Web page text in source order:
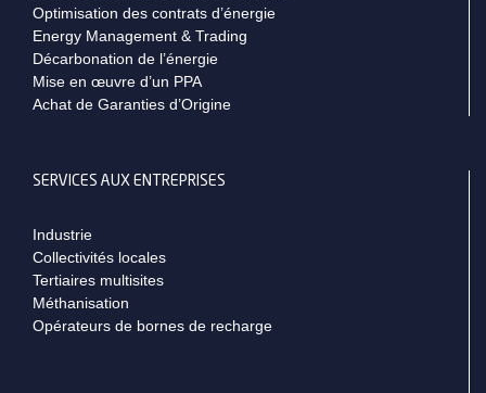
Optimisation des contrats d’énergie
Energy Management & Trading
Décarbonation de l’énergie
Mise en œuvre d’un PPA
Achat de Garanties d’Origine
SERVICES AUX ENTREPRISES
Industrie
Collectivités locales
Tertiaires multisites
Méthanisation
Opérateurs de bornes de recharge